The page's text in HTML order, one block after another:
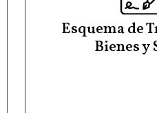
Esquema de
Bienes y